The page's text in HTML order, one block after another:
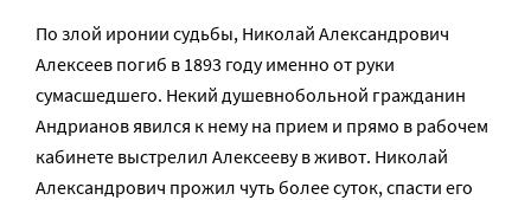
По злой иронии судьбы, Николай Александрович
Алексеев погиб в 1893 году именно от руки
сумасшедшего. Некий душевнобольной гражданин
Андрианов явился к нему на прием и прямо в рабочем
кабинете выстрелил Алексееву в живот. Николай
Александрович прожил чуть более суток, спасти его